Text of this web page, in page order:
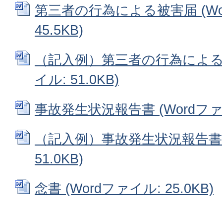
第三者の行為による被害届
45.5KB)
（記入例）第三者の行為によ
イル: 51.0KB)
事故発生状況報告書 (Wordフ
（記入例）事故発生状況報告
51.0KB)
念書 (Wordファイル: 25.0KB)